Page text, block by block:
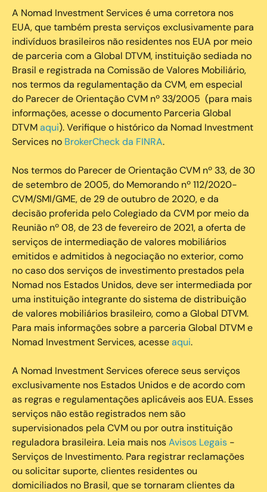
‍A Nomad Investment Services é uma corretora nos
EUA, que também presta serviços exclusivamente para
indivíduos brasileiros não residentes nos EUA por meio
de parceria com a Global DTVM, instituição sediada no
Brasil e registrada na Comissão de Valores Mobiliário,
nos termos da regulamentação da CVM, em especial
do Parecer de Orientação CVM nº 33/2005 (para mais
informações, acesse o documento Parceria Global
DTVMaqui). Verifique o histórico da Nomad Investment
Services no BrokerCheck da FINRA.
Nos termos do Parecer de Orientação CVM nº 33, de 30
de setembro de 2005, do Memorando nº 112/2020-
CVM/SMI/GME, de 29 de outubro de 2020, e da
decisão proferida pelo Colegiado da CVM por meio da
Reunião nº 08, de 23 de fevereiro de 2021, a oferta de
serviços de intermediação de valores mobiliários
emitidos e admitidos à negociação no exterior, como
no caso dos serviços de investimento prestados pela
Nomad nos Estados Unidos, deve ser intermediada por
uma instituição integrante do sistema de distribuição
de valores mobiliários brasileiro, como a Global DTVM.
Para mais informações sobre a parceria Global DTVM e
Nomad Investment Services, acesseaqui.
A Nomad Investment Services oferece seus serviços
exclusivamente nos Estados Unidos e de acordo com
as regras e regulamentações aplicáveis aos EUA. Esses
serviços não estão registrados nem são
supervisionados pela CVM ou por outra instituição
reguladora brasileira. Leia mais nosAvisos Legais -
Serviços de Investimento. Para registrar reclamações
ou solicitar suporte, clientes residentes ou
domiciliados no Brasil, que se tornaram clientes da